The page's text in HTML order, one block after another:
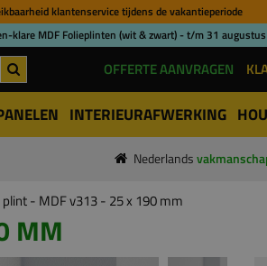
klantenservice tijdens de vakantieperiode
klare MDF Folieplinten (wit & zwart) - t/m 31
OFFERTE AANVRAGEN
INTERIEURAFWERKING
Nederlands
- MDF v313 - 25 x 190 mm
MM